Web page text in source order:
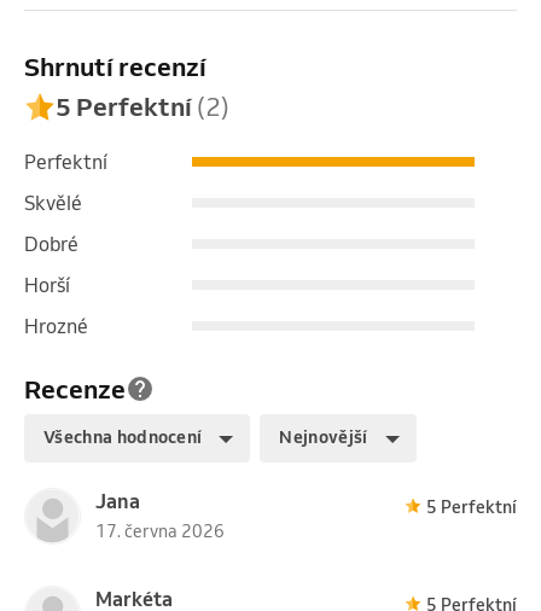
terapeutických přístupů orientovaných na tělo.
Recenze
Všechna hodnocení Nejnovější
Jana
17. června 2026
5 Perfektní
Markéta 5 Perfektní
Shrnutí recenzí
5 Perfektní(2)
Perfektní
Skvělé
Dobré
Horší
Hrozné